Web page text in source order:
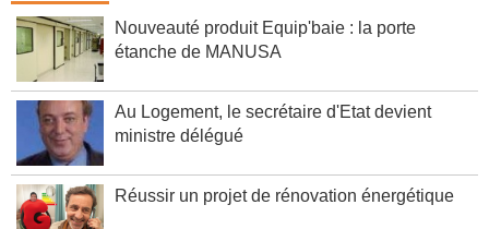
Nouveauté produit Equip'baie : la porte
étanche de MANUSA
Au Logement, le secrétaire d'Etat devient
ministre délégué
Réussir un projet de rénovation énergétique